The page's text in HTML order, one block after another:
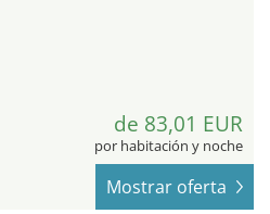
de 83,01 EUR
por habitación y noche
Mostrar oferta